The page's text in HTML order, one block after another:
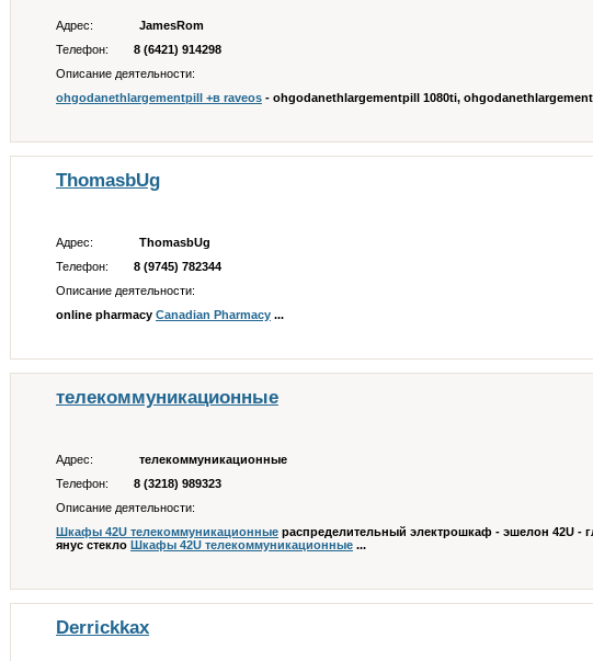
Адрес:
JamesRom
Телефон:
8 (6421) 914298
Описание деятельности:
ohgodanethlargementpill +в raveos - ohgodanethlargementpill 1080ti,
ThomasbUg
Адрес:
ThomasbUg
Телефон:
8 (9745) 782344
Описание деятельности:
online pharmacy Canadian Pharmacy ...
телекоммуникационные
Адрес:
телекоммуникационные
Телефон:
8 (3218) 989323
Описание деятельности:
Шкафы 42U телекоммуникационные распределительный электрошкаф - эшелон 42U -
янус стекло Шкафы 42U телекоммуникационные ...
Derrickkax